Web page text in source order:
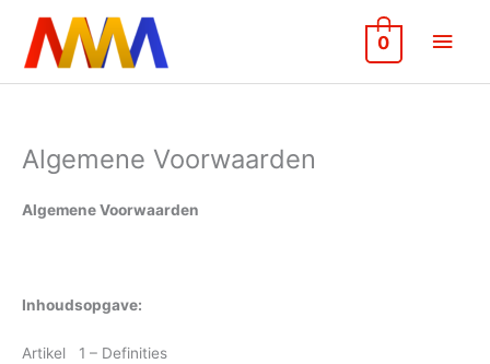
inhoud
0
Algemene Voorwaarden
Algemene Voorwaarden
Inhoudsopgave:
Artikel 1 – Definities